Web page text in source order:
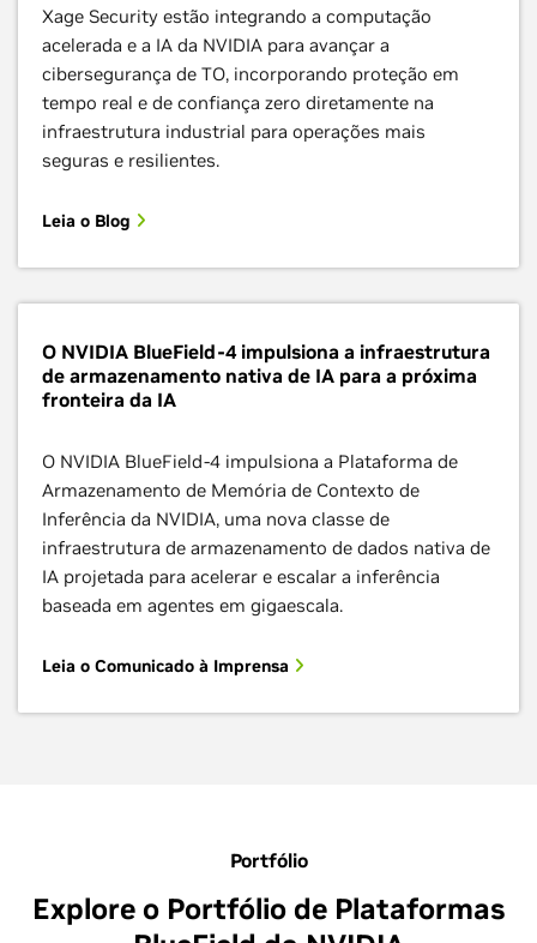
Xage Security estão integrando a computação
acelerada e a IA da NVIDIA para avançar a
cibersegurança de TO, incorporando proteção em
tempo real e de confiança zero diretamente na
infraestrutura industrial para operações mais
seguras e resilientes.
Leia o Blog
O NVIDIA BlueField-4 impulsiona a infraestrutura
de armazenamento nativa de IA para a próxima
fronteira da IA
O NVIDIA BlueField-4 impulsiona a Plataforma de
Armazenamento de Memória de Contexto de
Inferência da NVIDIA, uma nova classe de
infraestrutura de armazenamento de dados nativa de
IA projetada para acelerar e escalar a inferência
baseada em agentes em gigaescala.
Leia o Comunicado à Imprensa
Portfólio
Explore o Portfólio de Plataformas